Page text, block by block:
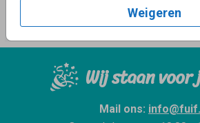
Weigeren
Wij staan
Mail ons: